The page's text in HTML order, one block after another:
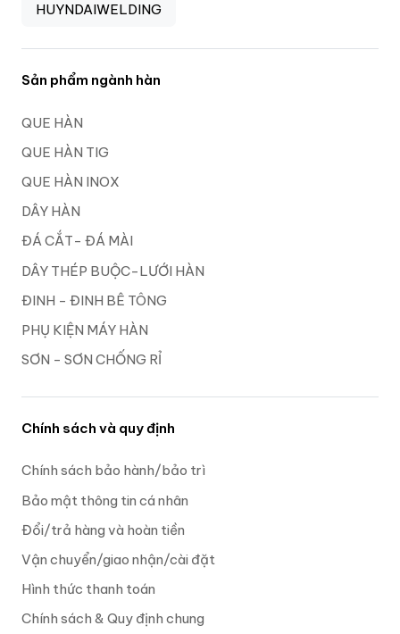
HUYNDAIWELDING
Sản phẩm ngành hàn
QUE HÀN
QUE HÀN TIG
QUE HÀN INOX
DÂY HÀN
ĐÁ CẮT- ĐÁ MÀI
DÂY THÉP BUỘC-LƯỚI HÀN
ĐINH - ĐINH BÊ TÔNG
PHỤ KIỆN MÁY HÀN
SƠN - SƠN CHỐNG RỈ
Chính sách và quy định
Chính sách bảo hành/bảo trì
Bảo mật thông tin cá nhân
Đổi/trả hàng và hoàn tiền
Vận chuyển/giao nhận/cài đặt
Hình thức thanh toán
Chính sách & Quy định chung